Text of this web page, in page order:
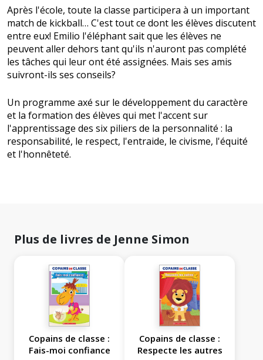
Après l'école, toute la classe participera à un important
match de kickball… C'est tout ce dont les élèves discutent
entre eux! Emilio l'éléphant sait que les élèves ne
peuvent aller dehors tant qu'ils n'auront pas complété
les tâches qui leur ont été assignées. Mais ses amis
suivront-ils ses conseils?
Un programme axé sur le développement du caractère
et la formation des élèves qui met l'accent sur
l'apprentissage des six piliers de la personnalité : la
responsabilité, le respect, l'entraide, le civisme, l'équité
et l'honnêteté.
Plus de livres de Jenne Simon
Copains de classe :
Fais-moi confiance
Copains de classe :
Respecte les autres